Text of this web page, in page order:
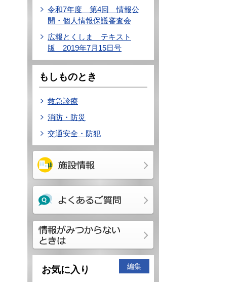
令和7年度 第4回 情報公
開・個人情報保護審査会
広報とくしま テキスト
版 2019年7月15日号
もしものとき
救急診療
消防・防災
交通安全・防犯
お気に入り 編集